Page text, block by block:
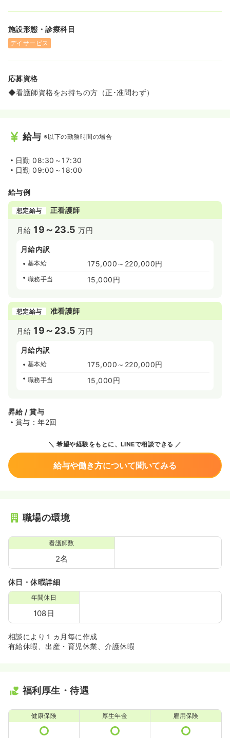
施設形態・診療科目
デイサービス
応募資格
◆看護師資格をお持ちの方（正･准問わず）
給与 ※以下の勤務時間の場合
日勤 08:30～17:30
日勤 09:00～18:00
給与例
想定給与 正看護師
月給 19～23.5 万円
月給内訳
基本給 175,000～220,000円
職務手当 15,000円
想定給与 准看護師
月給 19～23.5 万円
月給内訳
基本給 175,000～220,000円
職務手当 15,000円
昇給 / 賞与
賞与：年2回
希望や経験をもとに、LINEで相談できる
給与や働き方について聞いてみる
職場の環境
看護師数
2名
休日・休暇詳細
年間休日
108日
相談により１ヵ月毎に作成
有給休暇、出産・育児休業、介護休暇
福利厚生・待遇
健康保険 厚生年金 雇用保険